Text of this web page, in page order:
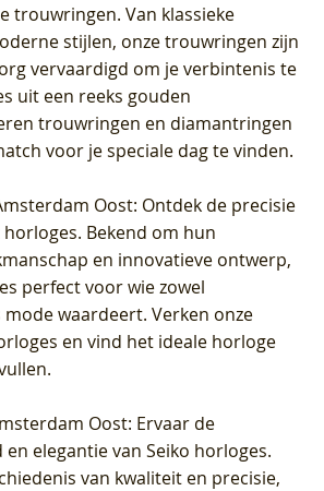
trouwringen. Van klassieke
stijlen, onze trouwringen zijn
vervaardigd om je verbintenis te
uit een reeks gouden
trouwringen en diamantringen
voor je speciale dag te vinden.
Oost: Ontdek de precisie
Bekend om hun
en innovatieve ontwerp,
perfect voor wie zowel
waardeert. Verken onze
en vind het ideale horloge
Oost: Ervaar de
elegantie van Seiko horloges.
van kwaliteit en precisie,